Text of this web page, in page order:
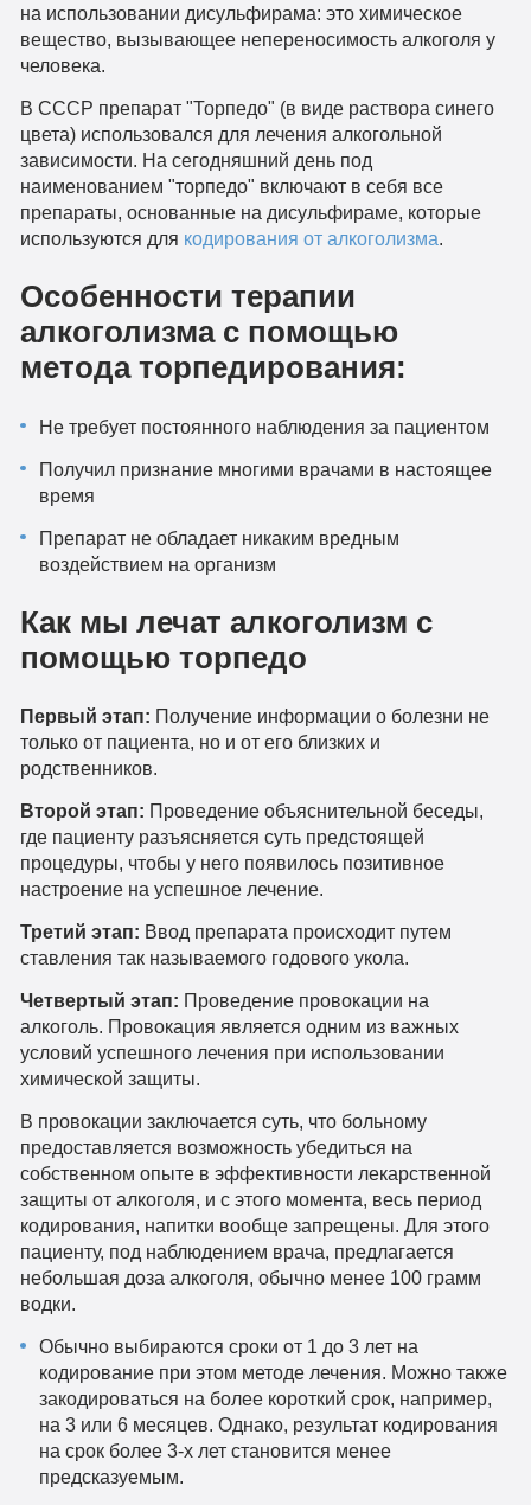
на использовании дисульфирама: это химическое
вещество, вызывающее непереносимость алкоголя у
человека.
В СССР препарат "Торпедо" (в виде раствора синего
цвета) использовался для лечения алкогольной
зависимости. На сегодняшний день под
наименованием "торпедо" включают в себя все
препараты, основанные на дисульфираме, которые
используются для кодирования от алкоголизма.
Особенности терапии
алкоголизма с помощью
метода торпедирования:
Не требует постоянного наблюдения за пациентом
Получил признание многими врачами в настоящее
время
Препарат не обладает никаким вредным
воздействием на организм
Как мы лечат алкоголизм с
помощью торпедо
Первый этап: Получение информации о болезни не
только от пациента, но и от его близких и
родственников.
Второй этап: Проведение объяснительной беседы,
где пациенту разъясняется суть предстоящей
процедуры, чтобы у него появилось позитивное
настроение на успешное лечение.
Третий этап: Ввод препарата происходит путем
ставления так называемого годового укола.
Четвертый этап: Проведение провокации на
алкоголь. Провокация является одним из важных
условий успешного лечения при использовании
химической защиты.
В провокации заключается суть, что больному
предоставляется возможность убедиться на
собственном опыте в эффективности лекарственной
защиты от алкоголя, и с этого момента, весь период
кодирования, напитки вообще запрещены. Для этого
пациенту, под наблюдением врача, предлагается
небольшая доза алкоголя, обычно менее 100 грамм
водки.
Обычно выбираются сроки от 1 до 3 лет на
кодирование при этом методе лечения. Можно также
закодироваться на более короткий срок, например,
на 3 или 6 месяцев. Однако, результат кодирования
на срок более 3-х лет становится менее
предсказуемым.